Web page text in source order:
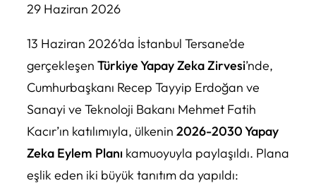
29 Haziran 2026
13 Haziran 2026’da İstanbul Tersane’de
gerçekleşen Türkiye Yapay Zeka Zirvesi’nde,
Cumhurbaşkanı Recep Tayyip Erdoğan ve
Sanayi ve Teknoloji Bakanı Mehmet Fatih
Kacır’ın katılımıyla, ülkenin 2026-2030 Yapay
Zeka Eylem Planı kamuoyuyla paylaşıldı. Plana
eşlik eden iki büyük tanıtım da yapıldı: